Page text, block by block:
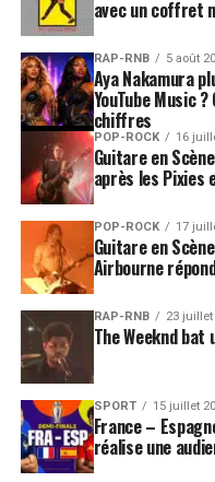
avec un coffret
RAP-RNB 5 août
Aya Nakamura
YouTube Music
chiffres
POP-ROCK 16
Guitare en
après les Pixies
POP-ROCK 17
Guitare en
Airbourne
RAP-RNB 23 juillet
The Weeknd
SPORT 15 juillet
France –
réalise une